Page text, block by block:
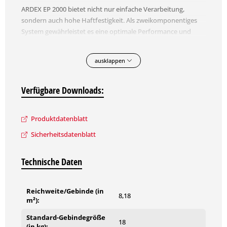
ARDEX EP 2000 bietet nicht nur einfache Verarbeitung,
sondern auch hohe Haftfestigkeit. Als zweikomponentiges
System gewährleistet es eine optimale Performance und
Eigenschaften:
chemikalienbeständig
leicht verarbeitbar
zweikomponentig
Weitere technische Details und Hinweise zur Verarbeitung
können Sie dem Produktdatenblatt entnehmen.
ausklappen
Verfügbare Downloads:
Produktdatenblatt
Sicherheitsdatenblatt
Technische Daten
Reichweite/Gebinde (in
m²):
8,18
Standard-Gebindegröße
18